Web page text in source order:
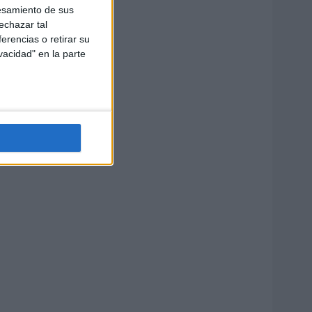
de sus
tal
o retirar su
en la parte